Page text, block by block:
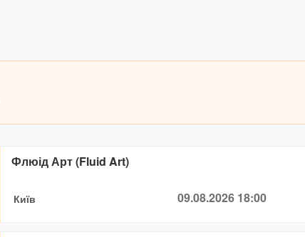
Флюід Арт (Fluid Art)
Київ 09.08.2026 18:00